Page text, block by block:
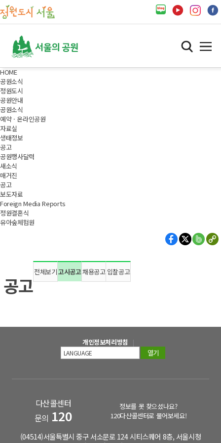
HOME
공원소식
정원도시
공원안내
공원소식
예약 · 온라인공원
자료실
생태정보
공고
공원행사달력
새소식
매거진
공고
보도자료
Foreign Media Reports
정원결혼식
유아숲체험원
공고
전체보기고시공고채용공고 입찰공고
개인정보처리방침
열기
다산콜센터
문의 120
정보를 못 찾으셨나요?
120다산콜센터로 물어보세요!
(04514)서울특별시 중구 서소문로 124 시티스퀘어 8층, 서울시청